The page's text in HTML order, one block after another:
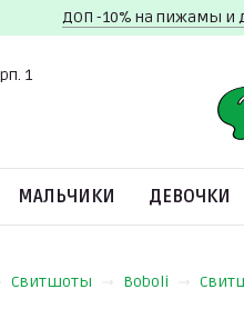
ДОП -10% на пижамы
1
МАЛЬЧИКИ ДЕВОЧКИ
Свитшоты Boboli